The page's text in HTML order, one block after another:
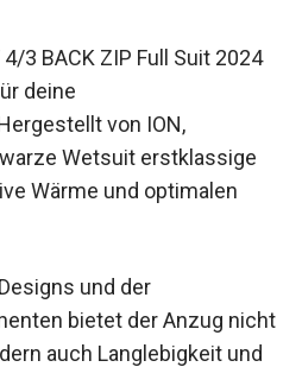
4/3 BACK ZIP Full Suit
für deine
von ION,
Wetsuit erstklassige
Wärme und optimalen
und der
bietet der Anzug
sondern auch